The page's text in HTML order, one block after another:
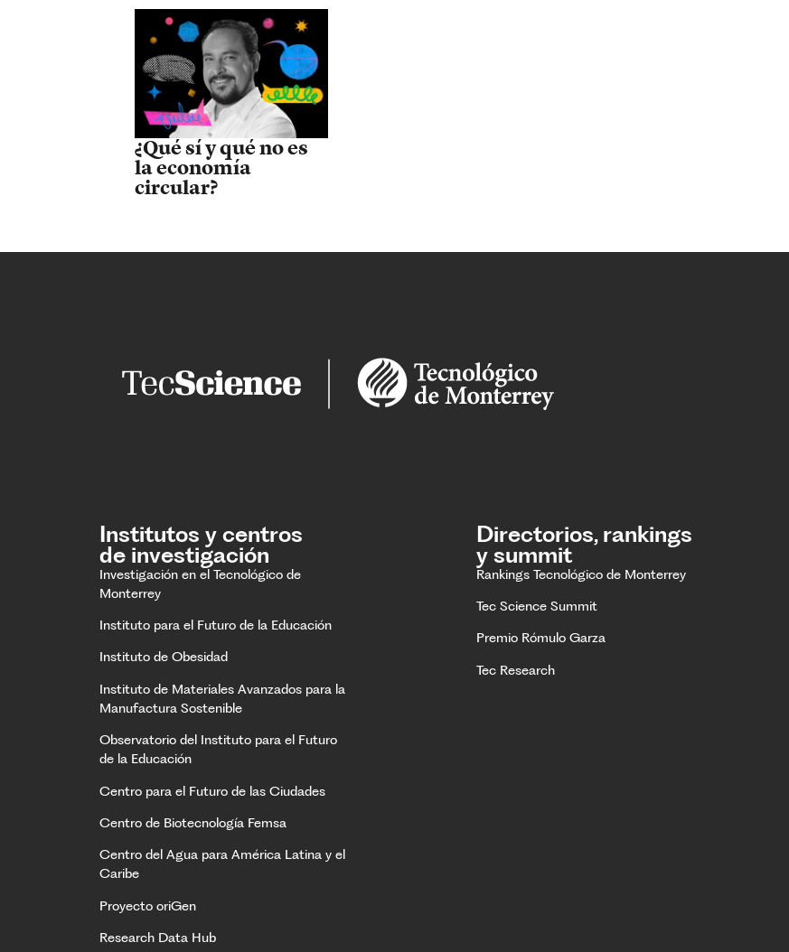
¿Qué sí y qué no es
la economía
circular?
Institutos y centros
de investigación
Investigación en el Tecnológico de
Monterrey
Instituto para el Futuro de la Educación
Instituto de Obesidad
Instituto de Materiales Avanzados para la
Manufactura Sostenible
Observatorio del Instituto para el Futuro
de la Educación
Centro para el Futuro de las Ciudades
Centro de Biotecnología Femsa
Centro del Agua para América Latina y el
Caribe
Proyecto oriGen
Research Data Hub
Directorios, rankings
y summit
Rankings Tecnológico de Monterrey
Tec Science Summit
Premio Rómulo Garza
Tec Research